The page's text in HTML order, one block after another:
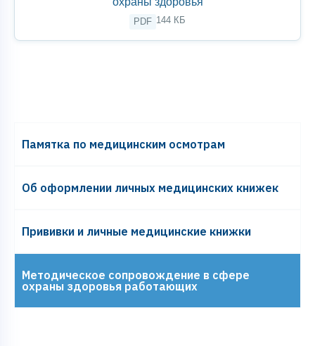
Памятка по медицинским осмотрам
Об оформлении личных медицинских книжек
Прививки и личные медицинские книжки
Методическое сопровождение в сфере
охраны здоровья работающих
PDF 144 КБ